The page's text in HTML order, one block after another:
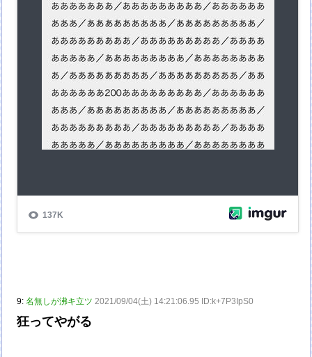
9:名無しが沸キ立ツ 2021/09/04(土) 14:21:06.95 ID:k+7P3IpS0
狂ってやがる